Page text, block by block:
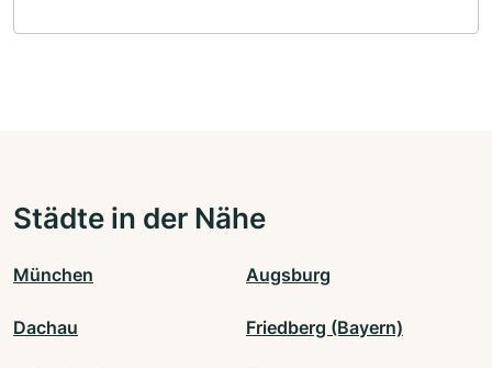
Städte in der Nähe
München Augsburg
Dachau Friedberg (Bayern)